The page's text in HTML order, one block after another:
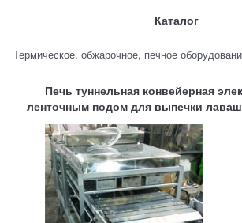
Каталог
Термическое, обжарочное, печное
Печь туннельная конвейерная
ленточным подом для выпечки